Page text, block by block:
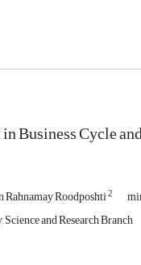
Business Cycle
Rahnamay Roodposhti2
and Research Branch